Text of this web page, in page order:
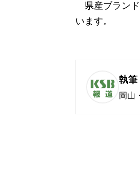
県産ブランド
います。
執筆
岡山